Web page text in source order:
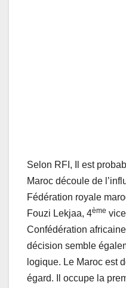
Selon RFI, Il est
Maroc découle de
Fédération royale
Fouzi Lekjaa, 4ème
Confédération
décision semble
logique. Le Maroc est
égard. Il occupe la